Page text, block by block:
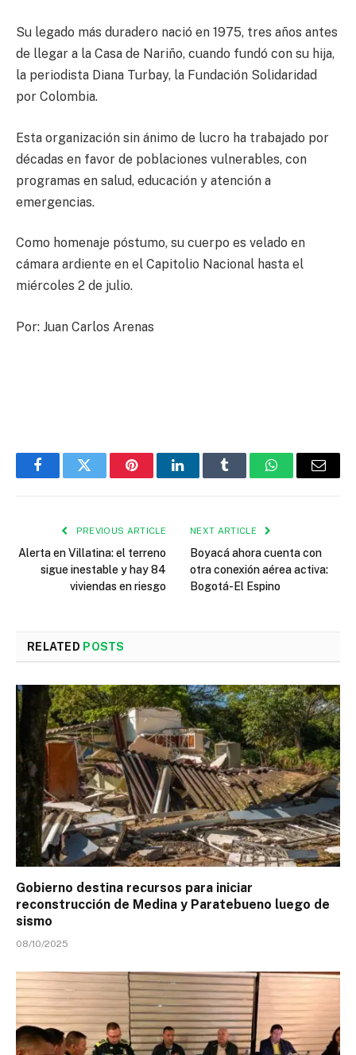
Su legado más duradero nació en 1975, tres años antes
de llegar a la Casa de Nariño, cuando fundó con su hija,
la periodista Diana Turbay, la Fundación Solidaridad
por Colombia.
Esta organización sin ánimo de lucro ha trabajado por
décadas en favor de poblaciones vulnerables, con
programas en salud, educación y atención a
emergencias.
Como homenaje póstumo, su cuerpo es velado en
cámara ardiente en el Capitolio Nacional hasta el
miércoles 2 de julio.
Por: Juan Carlos Arenas
FacebookTwitter PinterestLinkedInTumblr WhatsAppEmail
PREVIOUS ARTICLE
Alerta en Villatina: el terreno
sigue inestable y hay 84
viviendas en riesgo
NEXT ARTICLE
Boyacá ahora cuenta con
otra conexión aérea activa:
Bogotá-El Espino
RELATED POSTS
Gobierno destina recursos para iniciar
reconstrucción de Medina y Paratebueno luego de
sismo
08/10/2025